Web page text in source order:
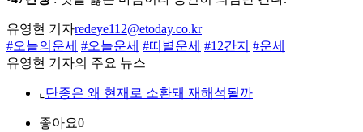
유영현 기자redeye112@etoday.co.kr
#오늘의운세 #오늘운세 #띠별운세 #12간지 #운세
유영현 기자의 주요 뉴스
⌞ 단종은 왜 현재로 소환돼 재해석될까
좋아요0